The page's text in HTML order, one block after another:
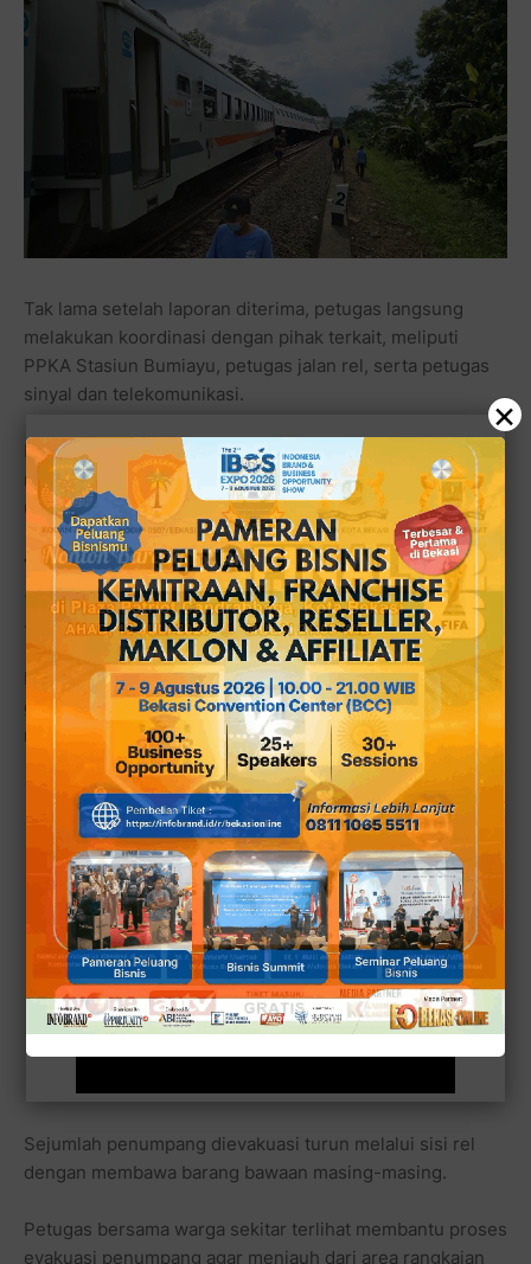
Tak lama setelah laporan diterima, petugas langsung
melakukan koordinasi dengan pihak terkait, meliputi
PPKA Stasiun Bumiayu, petugas jalan rel, serta petugas
sinyal dan telekomunikasi.
Pada pukul 14.20WIB, Daop 5 Purwokerto
langsung
menyiapkan kereta luar biasa (KLB) penolong
D5/10877
untuk proses evakuasi rangkaian dan pemulihan jalur.
“
Kami segera menyiapkan KLB penolong D5/10877
dengan satu lokomotif SN 07803 untuk penanganan di
lokasi,” lanjut laporan resmi tersebut.
Dari dokumentasi foto dan video di lokasi, tampak tiga
gerbong kereta keluar dari jalur dan sebagian badan
rangkaian terlihat miring.
Sejumlah penumpang dievakuasi turun melalui sisi rel
dengan membawa barang bawaan masing-masing.
Petugas bersama warga sekitar terlihat membantu proses
evakuasi penumpang agar menjauh dari area rangkaian
×